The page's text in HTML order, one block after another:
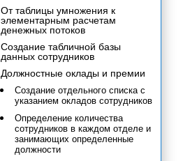
От таблицы умножения к
элементарным расчетам
денежных потоков
Создание табличной базы
данных сотрудников
Должностные оклады и премии
Создание отдельного списка с
указанием окладов сотрудников
Определение количества
сотрудников в каждом отделе и
занимающих определенные
должности